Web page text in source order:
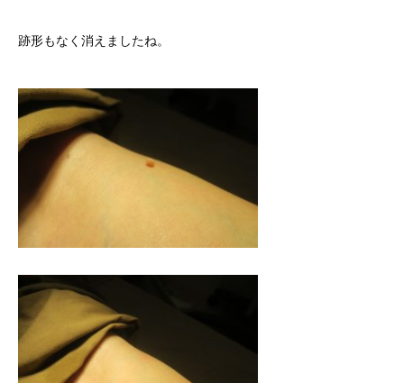
跡形もなく消えましたね。